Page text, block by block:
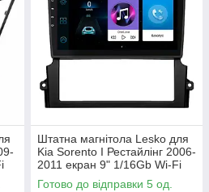
Штатна магнітола Lesko для
Kia Sorento I Рестайлінг 2006-
2011 екран 9" 1/16Gb Wi-Fi
Base GPS Android Кіа
Готово до відправки 5 од.